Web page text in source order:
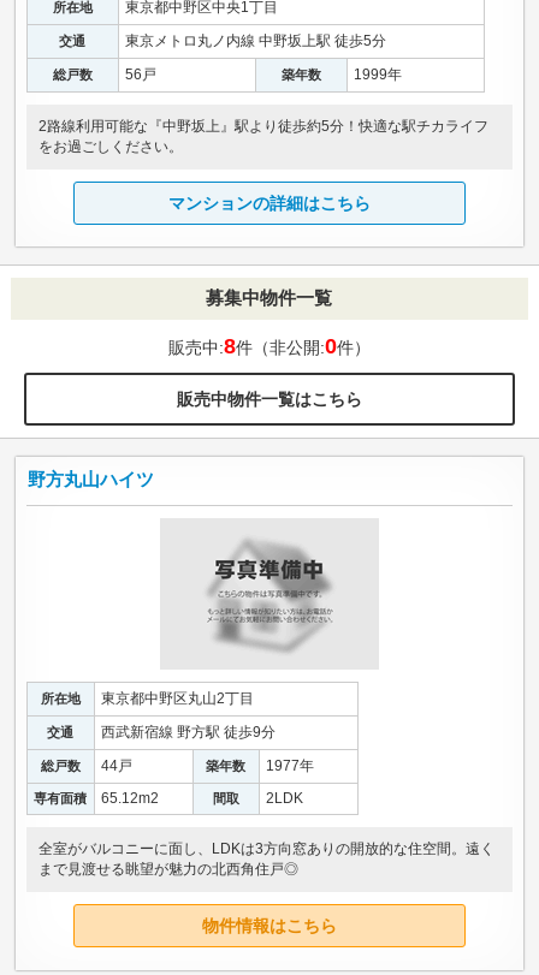
所在地 東京都中野区中央1丁目
交通 東京メトロ丸ノ内線 中野坂上駅 徒歩5分
総戸数 56戸 築年数 1999年
2路線利用可能な『中野坂上』駅より徒歩約5分！快適な駅チカライフ
をお過ごしください。
マンションの詳細はこちら
募集中物件一覧
販売中:8件（非公開:0件）
販売中物件一覧はこちら
野方丸山ハイツ
所在地 東京都中野区丸山2丁目
交通 西武新宿線 野方駅 徒歩9分
総戸数 44戸 築年数 1977年
専有面積 65.12m2 間取 2LDK
全室がバルコニーに面し、LDKは3方向窓ありの開放的な住空間。遠く
まで見渡せる眺望が魅力の北西角住戸◎
物件情報はこちら